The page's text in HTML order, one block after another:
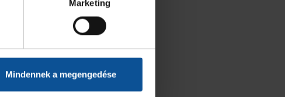
Marketing
Mindennek a megengedése